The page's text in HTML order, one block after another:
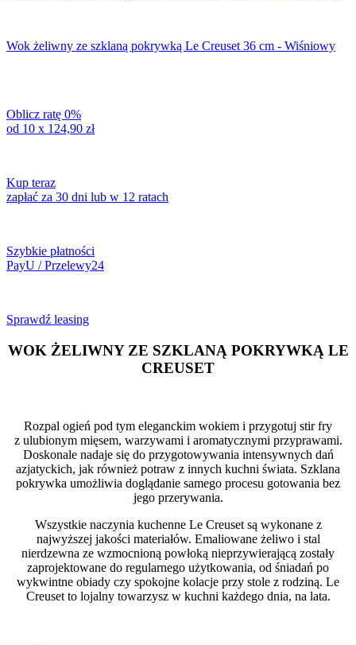
Wok żeliwny ze szklaną pokrywką Le Creuset 36 cm - Wiśniowy
Oblicz ratę 0%
od 10 x 124,90 zł
Kup teraz
zapłać za 30 dni lub w 12 ratach
Szybkie płatności
PayU / Przelewy24
Sprawdź leasing
WOK ŻELIWNY ZE SZKLANĄ POKRYWKĄ LE
CREUSET
Rozpal ogień pod tym eleganckim wokiem i przygotuj stir fry
z ulubionym mięsem, warzywami i aromatycznymi przyprawami.
Doskonale nadaje się do przygotowywania intensywnych dań
azjatyckich, jak również potraw z innych kuchni świata. Szklana
pokrywka umożliwia doglądanie samego procesu gotowania bez
jego przerywania.
Wszystkie naczynia kuchenne Le Creuset są wykonane z
najwyższej jakości materiałów. Emaliowane żeliwo i stal
nierdzewna ze wzmocnioną powłoką nieprzywierającą zostały
zaprojektowane do regularnego użytkowania, od śniadań po
wykwintne obiady czy spokojne kolacje przy stole z rodziną. Le
Creuset to lojalny towarzysz w kuchni każdego dnia, na lata.